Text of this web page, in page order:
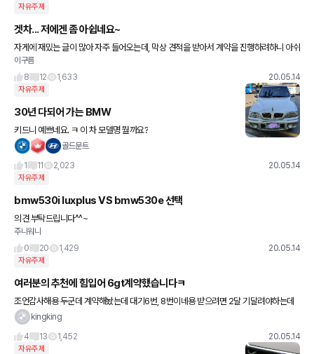
자유주제
겟차... 저에겐 좀 아쉽네요~
자게에 재밌는 글이 많아 자주 들어오는데, 막상 견적을 받아서 계약을 진행하려하니 아쉬
운 점이 있어서 글을 쓰게 되었네요. 우선 출시전 차량... 출시전 프로모션이 확실하지 않은
경우 그에대한
이구름
8
12 1,633 20.05.14
자유주제
30년 다되어 가는 BMW
키드니 예쁘네요. ㅋ 이 차 모델명 뭘까요?
골드문트
1
11 2,023 20.05.14
자유주제
bmw530i luxplus VS bmw530e 선택
의견 부탁드립니다^^~
주니워니
0
20 1,429 20.05.14
자유주제
여러분의 추천에 힘입어 6gt계약했습니다ㅋ
조언감사해용 두군데 계약해놨는데 대기6번, 8번이네용 받으려면 2달 기달려야하는데
프로모션이 좋기를 바라며... 이제썬팅이 남았는데 추천좀해주세요ㅋ 쏘피그레이에 어울
kingking
4
13 1,452 20.05.14
자유주제